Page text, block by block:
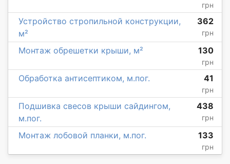
грн
Устройство стропильной конструкции,
м²
362
грн
Монтаж обрешетки крыши, м² 130
грн
Обработка антисептиком, м.пог. 41
грн
Подшивка свесов крыши сайдингом,
м.пог.
438
грн
Монтаж лобовой планки, м.пог. 133
грн